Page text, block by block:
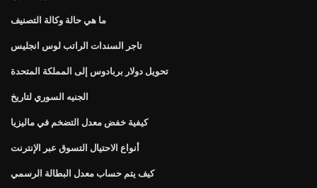
ما هي حالة وكالة التصنيف
تاجر السندات الراتب لوس انجليس
تحويل دولار بربادوس إلى المملكة المتحدة
الجنيه السوري لتاريخ
كيفية خفض معدل التضخم في ماليزيا
أنواع الاحتيال التسوق عبر الإنترنت
كيف يتم حساب معدل البطالة الرسمي